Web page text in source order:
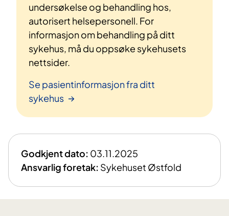
undersøkelse og behandling hos,
autorisert helsepersonell. For
informasjon om behandling på ditt
sykehus, må du oppsøke sykehusets
nettsider.
Se pasientinformasjon fra ditt
sykehus
Godkjent dato: 03.11.2025
Ansvarlig foretak: Sykehuset Østfold